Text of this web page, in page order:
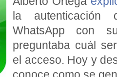
la
WhatsApp con
preguntaba cuál
el acceso. Hoy y